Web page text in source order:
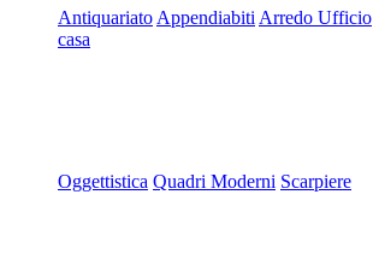
Antiquariato Appendiabiti Arredo Ufficio
casa
Oggettistica Quadri Moderni Scarpiere